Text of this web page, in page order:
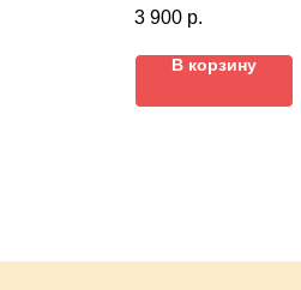
3 900 р.
В корзину